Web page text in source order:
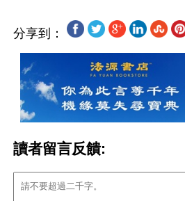
分享到：
讀者留言反饋: